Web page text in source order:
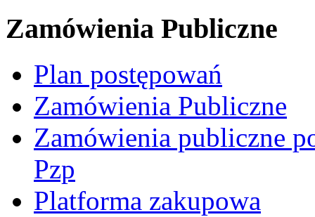
Zamówienia Publiczne
Plan postępowań
Zamówienia Publiczne
Zamówienia publiczne
Pzp
Platforma zakupowa